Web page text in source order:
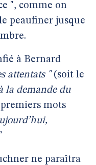
", comme on
peaufiner jusque
à Bernard
attentats "(soit le
la demande du
mots
ne paraîtra